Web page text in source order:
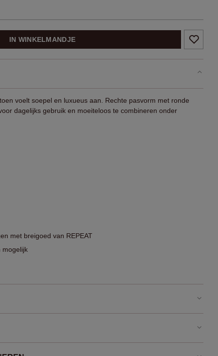
IN WINKELMANDJE
voelt soepel en luxueus aan. Rechte pasvorm met ronde
dagelijks gebruik en moeiteloos te combineren onder
met breigoed van REPEAT
mogelijk